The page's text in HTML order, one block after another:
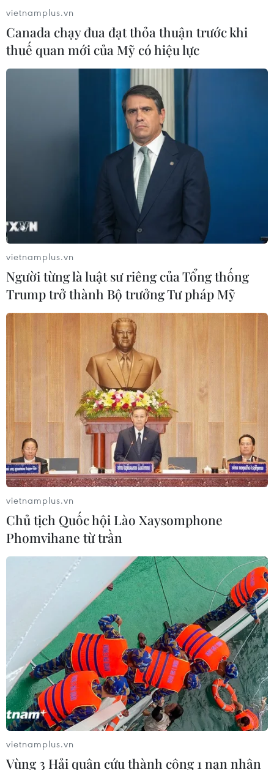
TIN CÙNG CHUYÊN MỤC
Hành trình gần 6 thập kỷ đưa liệt sỹ
trở về
09/08/2026 04:05
vietnamplus.vn
Canada chạy đua đạt thỏa thuận trước khi
thuế quan mới của Mỹ có hiệu lực
vietnamplus.vn
Người từng là luật sư riêng của Tổng thống
Trump trở thành Bộ trưởng Tư pháp Mỹ
vietnamplus.vn
Chủ tịch Quốc hội Lào Xaysomphone
Phomvihane từ trần
vietnamplus.vn
Vùng 3 Hải quân cứu thành công 1 nạn nhân